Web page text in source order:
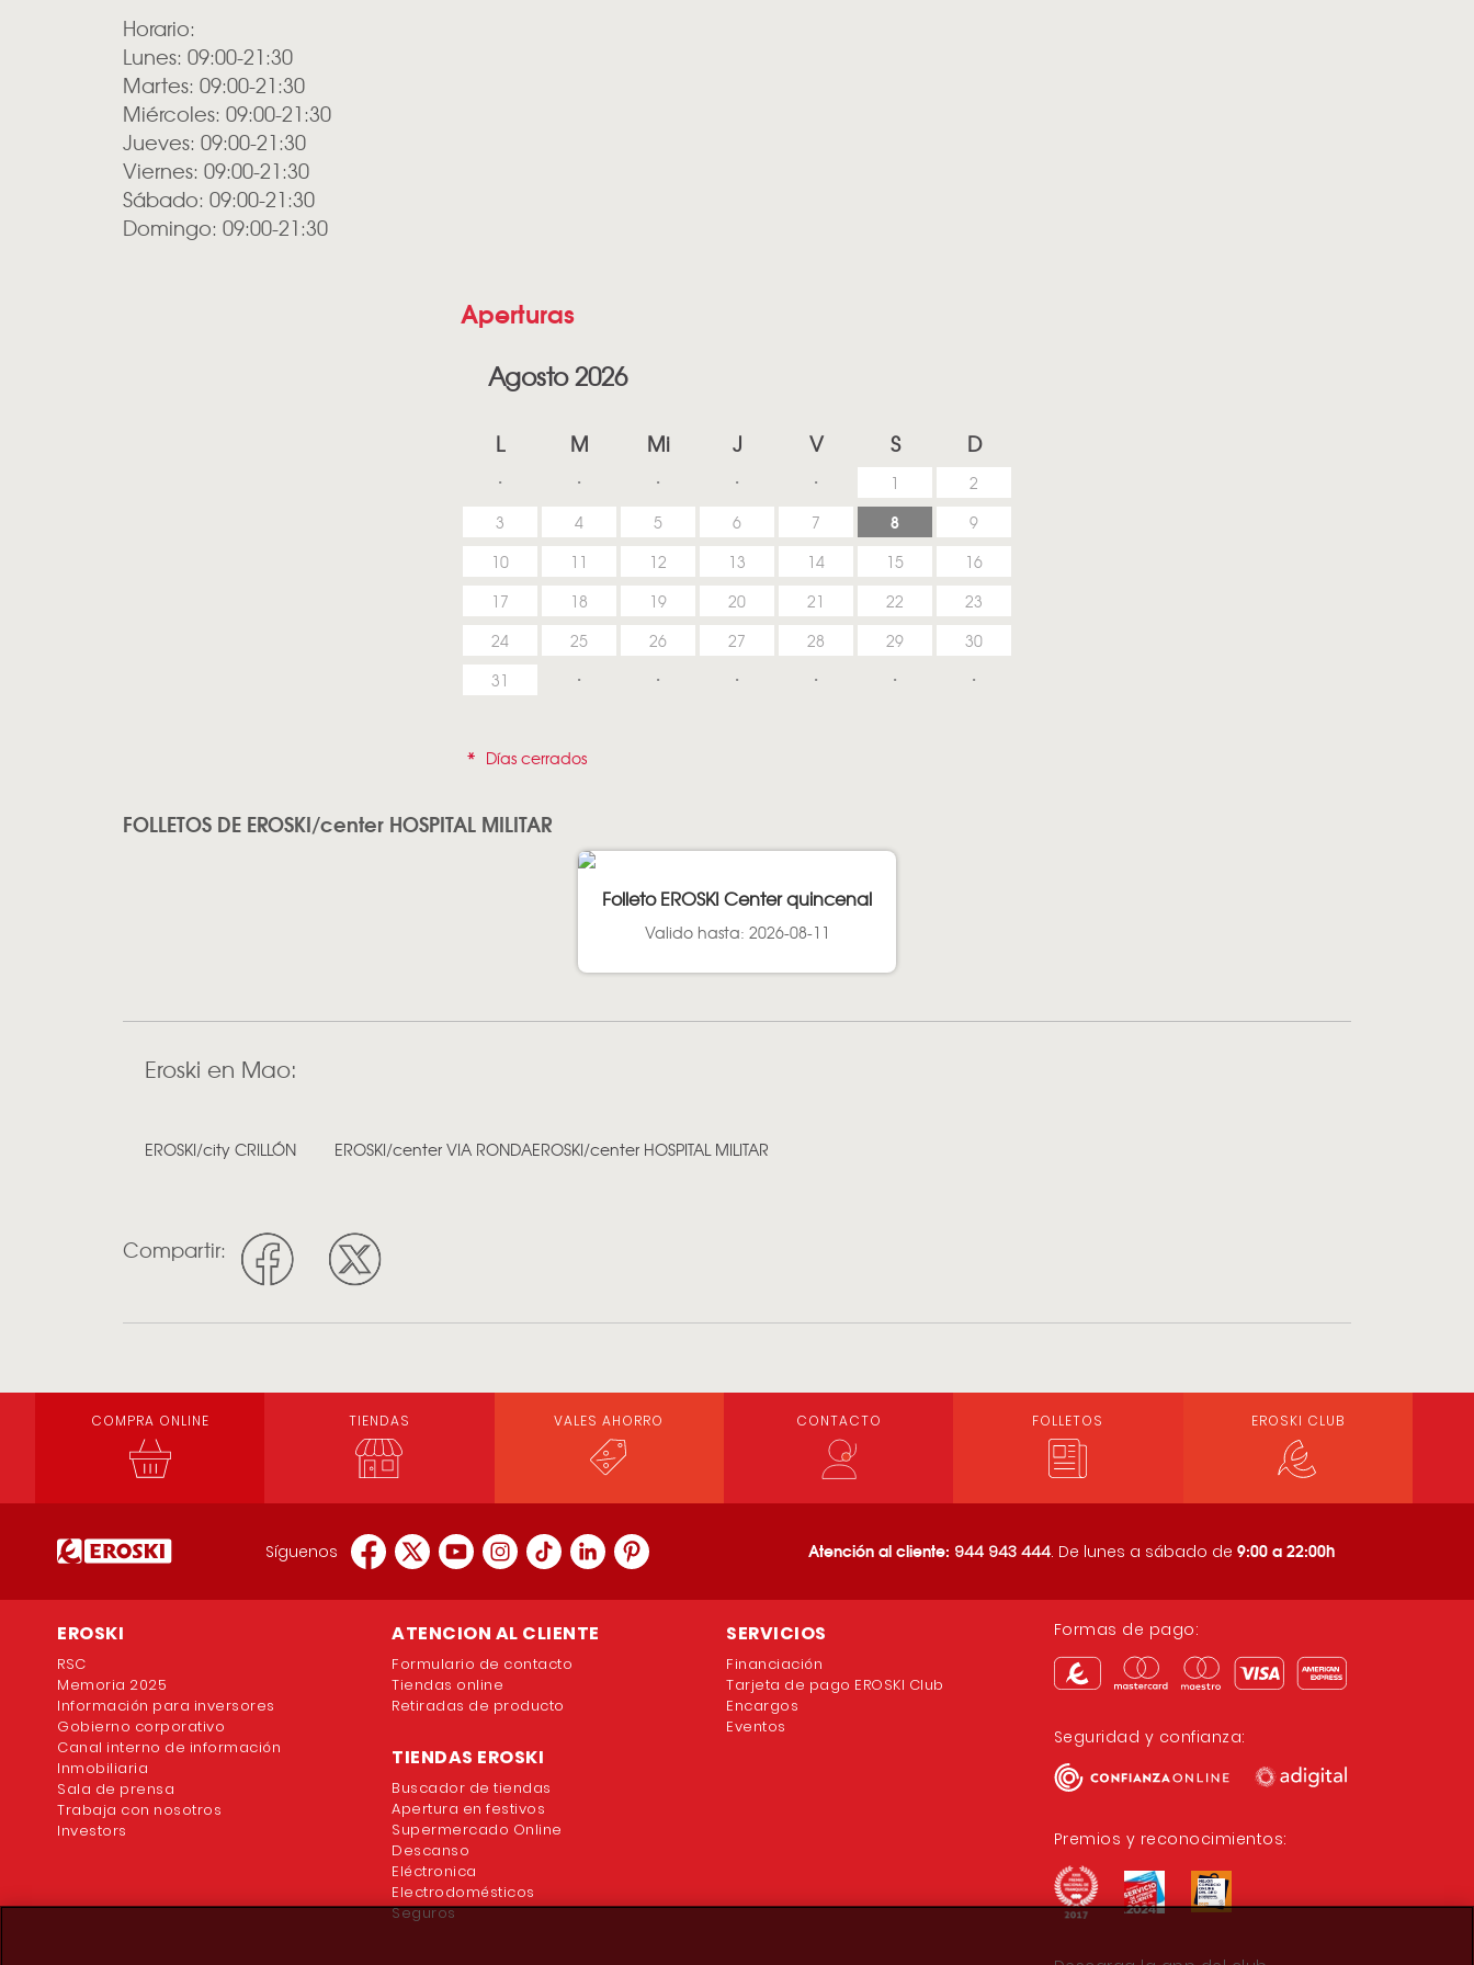
Horario:
Lunes: 09:00-21:30
Martes: 09:00-21:30
Miércoles: 09:00-21:30
Jueves: 09:00-21:30
Viernes: 09:00-21:30
Sábado: 09:00-21:30
Domingo: 09:00-21:30
Aperturas
Agosto 2026
L M Mi J V S D
1
2
3
4 5 6 7 8
9
10
11 12 13 14 15
16
17
18 19 20 21 22
23
24
25 26 27 28 29
30
31
* Días cerrados
FOLLETOS DE EROSKI/center HOSPITAL MILITAR
Folleto EROSKI Center quincenal
Valido hasta: 2026-08-11
Eroski en Mao:
EROSKI/city CRILLÓN EROSKI/center VIA RONDAEROSKI/center HOSPITAL MILITAR
Compartir:
COMPRA ONLINE TIENDAS VALES AHORRO CONTACTO FOLLETOS EROSKI CLUB
Síguenos Atención al cliente: 944 943 444. De lunes a sábado de 9:00 a 22:00h
EROSKI
RSC
Memoria 2025
Información para inversores
Gobierno corporativo
Canal interno de información
Inmobiliaria
Sala de prensa
Trabaja con nosotros
Investors
ATENCION AL CLIENTE
Formulario de contacto
Tiendas online
Retiradas de producto
TIENDAS EROSKI
Buscador de tiendas
Apertura en festivos
Supermercado Online
Descanso
Eléctronica
Electrodomésticos
Seguros
SERVICIOS
Financiación
Tarjeta de pago EROSKI Club
Encargos
Eventos
Formas de pago:
Seguridad y confianza:
Premios y reconocimientos: